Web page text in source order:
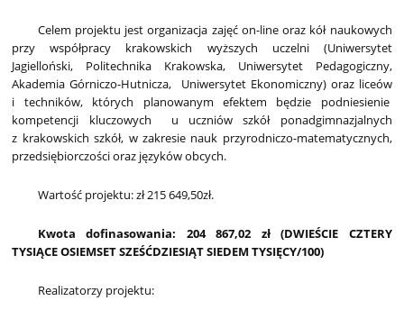
Celem projektu jest organizacja zajęć on-line oraz kół naukowych
przy współpracy krakowskich wyższych uczelni (Uniwersytet
Jagielloński, Politechnika Krakowska, Uniwersytet Pedagogiczny,
Akademia Górniczo-Hutnicza, Uniwersytet Ekonomiczny) oraz liceów
i techników, których planowanym efektem będzie podniesienie
kompetencji kluczowych u uczniów szkół ponadgimnazjalnych
z krakowskich szkół, w zakresie nauk przyrodniczo-matematycznych,
przedsiębiorczości oraz języków obcych.
Wartość projektu: zł 215 649,50zł.
Kwota dofinasowania: 204 867,02
zł (DWIEŚCIE CZTERY
TYSIĄCE OSIEMSET SZEŚĆDZIESIĄT SIEDEM TYSIĘCY/100)
Realizatorzy projektu: